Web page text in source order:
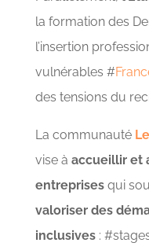
la formation des
l’insertion
vulnérables #
des tensions du
La communauté
vise à accueillir et
entreprisesqui
valoriser des
inclusives: